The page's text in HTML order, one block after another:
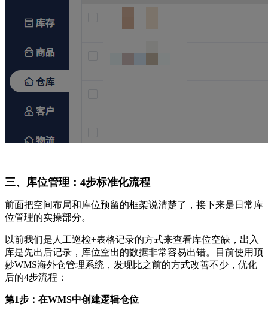
三、库位管理：4步标准化流程
前面把空间布局和库位预留的框架说清楚了，接下来是日常库
位管理的实操部分。
以前我们是人工巡检+表格记录的方式来查看库位空缺，出入
库是先出后记录，库位空出的数据非常容易出错。目前使用顶
妙WMS海外仓管理系统，发现比之前的方式改善不少，优化
后的4步流程：
第1步：在WMS中创建逻辑仓位